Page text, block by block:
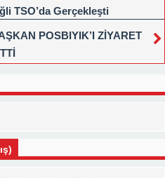
TSO’da Gerçekleşti
POSBIYIK’I ZİYARET